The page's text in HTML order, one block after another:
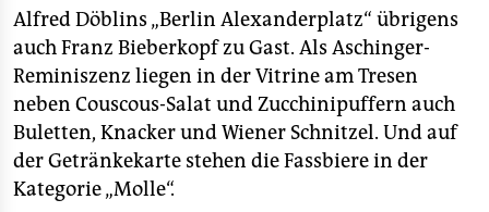
Alfred Döblins „Berlin Alexanderplatz“ übrigens
auch Franz Bieberkopf zu Gast. Als Aschinger-
Reminiszenz liegen in der Vitrine am Tresen
neben Couscous-Salat und Zucchinipuffern auch
Buletten, Knacker und Wiener Schnitzel. Und auf
der Getränkekarte stehen die Fassbiere in der
Kategorie „Molle“.